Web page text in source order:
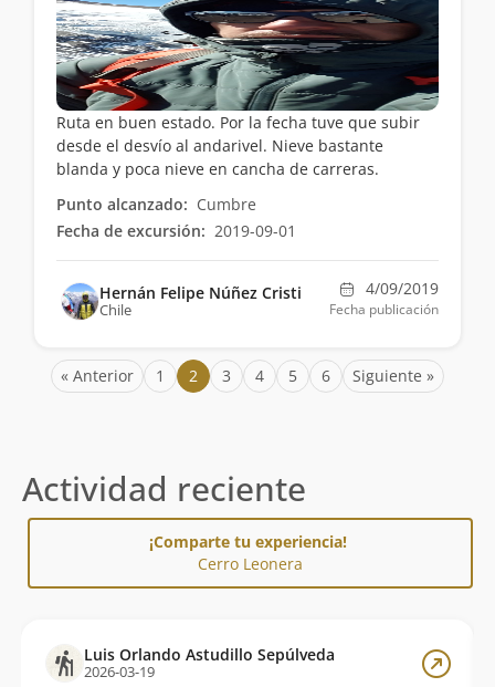
Ruta en buen estado. Por la fecha tuve que subir
desde el desvío al andarivel. Nieve bastante
blanda y poca nieve en cancha de carreras.
Punto alcanzado: Cumbre
Fecha de excursión: 2019-09-01
Hernán Felipe Núñez Cristi
Chile
4/09/2019
Fecha publicación
« Anterior 1 2 3 4 5 6 Siguiente »
Actividad reciente
¡Comparte tu experiencia!
Cerro Leonera
Luis Orlando Astudillo Sepúlveda
2026-03-19